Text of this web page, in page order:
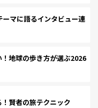
マに語るインタビュー連
地球の歩き方が選ぶ2026
賢者の旅テクニック